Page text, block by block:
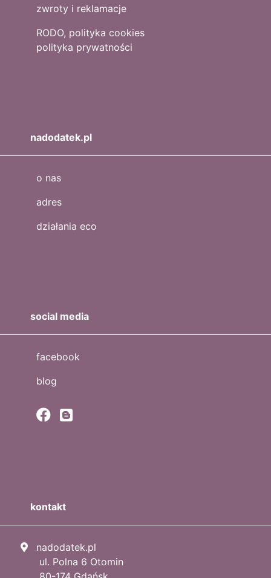
zwroty i reklamacje
RODO, polityka cookies
polityka prywatności
nadodatek.pl
o nas
adres
działania eco
social media
facebook
blog
kontakt
nadodatek.pl
ul. Polna 6 Otomin